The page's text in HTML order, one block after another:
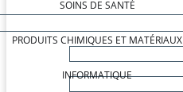
SOINS DE SANTÉ
PRODUITS CHIMIQUES ET MATÉRIAUX
INFORMATIQUE